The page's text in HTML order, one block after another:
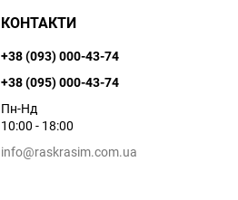
КОНТАКТИ
+38 (093) 000-43-74
+38 (095) 000-43-74
Пн-Нд
10:00 - 18:00
info@raskrasim.com.ua